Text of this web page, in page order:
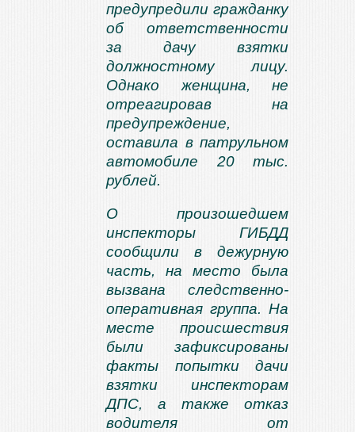
предупредили гражданку
об ответственности
за дачу взятки
должностному лицу.
Однако женщина, не
отреагировав на
предупреждение,
оставила в патрульном
автомобиле 20 тыс.
рублей.
О произошедшем
инспекторы ГИБДД
сообщили в дежурную
часть, на место была
вызвана следственно-
оперативная группа. На
месте происшествия
были зафиксированы
факты попытки дачи
взятки инспекторам
ДПС, а также отказ
водителя от